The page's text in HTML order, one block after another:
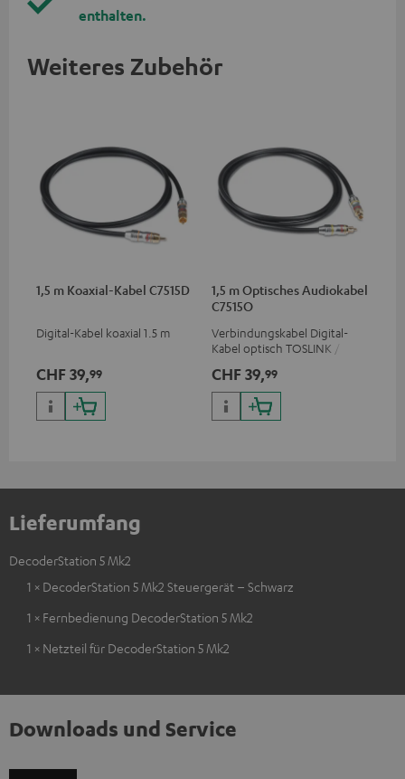
enthalten.
Weiteres Zubehör
1,5 m Koaxial-Kabel C7515D
Digital-Kabel koaxial 1.5 m
CHF 39,99
1,5 m Optisches Audiokabel
C7515O
Verbindungskabel Digital-
Kabel optisch TOSLINK / 3,5-
CHF 39,99
Lieferumfang
DecoderStation 5 Mk2
1 × DecoderStation 5 Mk2 Steuergerät – Schwarz
1 × Fernbedienung DecoderStation 5 Mk2
1 × Netzteil für DecoderStation 5 Mk2
Downloads und Service